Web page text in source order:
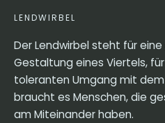
LENDWIRBEL
Der Lendwirbel steht für
Gestaltung eines Viertels,
toleranten Umgang mit
braucht es Menschen, die
am Miteinander haben.